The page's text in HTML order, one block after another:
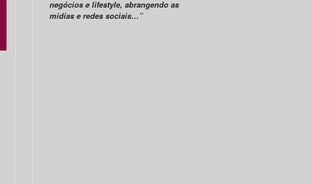
negócios e lifestyle, abrangendo as
mídias e redes sociais…”